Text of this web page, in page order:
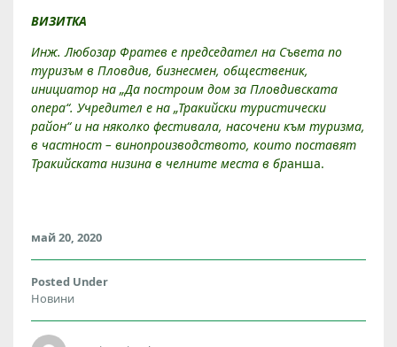
ВИЗИТКА
Инж. Любозар Фратев е председател на Съвета по
туризъм в Пловдив, бизнесмен, общественик,
инициатор на „Да построим дом за Пловдивската
опера“. Учредител е на „Тракийски туристически
район“ и на няколко фестивала, насочени към туризма,
в частност – винопроизводството, които поставят
Тракийската низина в челните места в бранша.
май 20, 2020
Posted Under
Новини